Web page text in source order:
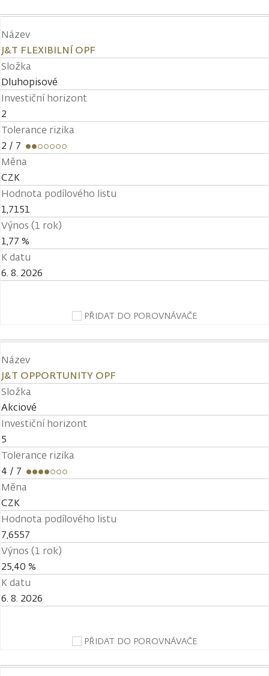
Název
J&T FLEXIBILNÍ OPF
Složka
Dluhopisové
Investiční horizont
2
Tolerance rizika
2 / 7
Měna
CZK
Hodnota podílového listu
1,7151
Výnos (1 rok)
1,77 %
K datu
6. 8. 2026
PŘIDAT DO POROVNÁVAČE
Název
J&T OPPORTUNITY OPF
Složka
Akciové
Investiční horizont
5
Tolerance rizika
4 / 7
Měna
CZK
Hodnota podílového listu
7,6557
Výnos (1 rok)
25,40 %
K datu
6. 8. 2026
PŘIDAT DO POROVNÁVAČE